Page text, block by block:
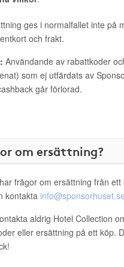
ges i normalfallet inte på
och frakt.
Användande av rabattkoder
som ej utfärdats av
går förlorad.
om ersättning?
frågor om ersättning från ett
kontakta info@sponsorhuset.se
aldrig Hotel Collection
eller ersättning på ett köp.